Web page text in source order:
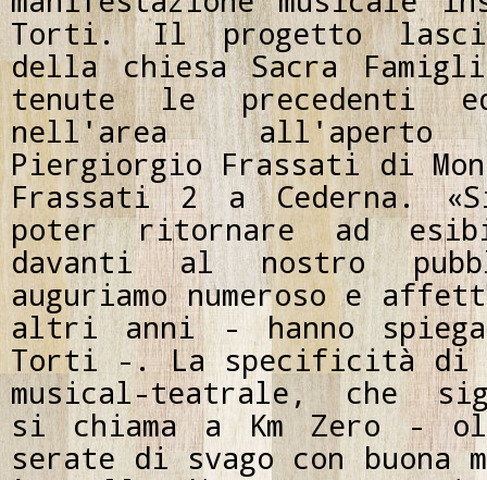
Torti. Il progetto
della chiesa Sacra
tenute le precedenti
nell'area all'aperto
Piergiorgio Frassati di
Frassati 2 a Cederna.
poter ritornare ad
davanti al nostro
auguriamo numeroso e
altri anni - hanno
Torti -. La specificità di
musical-teatrale, che
si chiama a Km Zero -
serate di svago con buona